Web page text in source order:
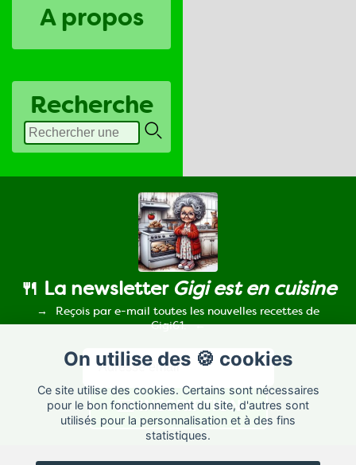
A propos
Recherche
On utilise des 🍪 cookies
Ce site utilise des cookies. Certains sont nécessaires
pour le bon fonctionnement du site, d'autres sont
utilisés pour la personnalisation et à des fins
statistiques.
🍴 La newsletter Gigi est en cuisine
Reçois par e-mail toutes les nouvelles recettes de
Gigi61.